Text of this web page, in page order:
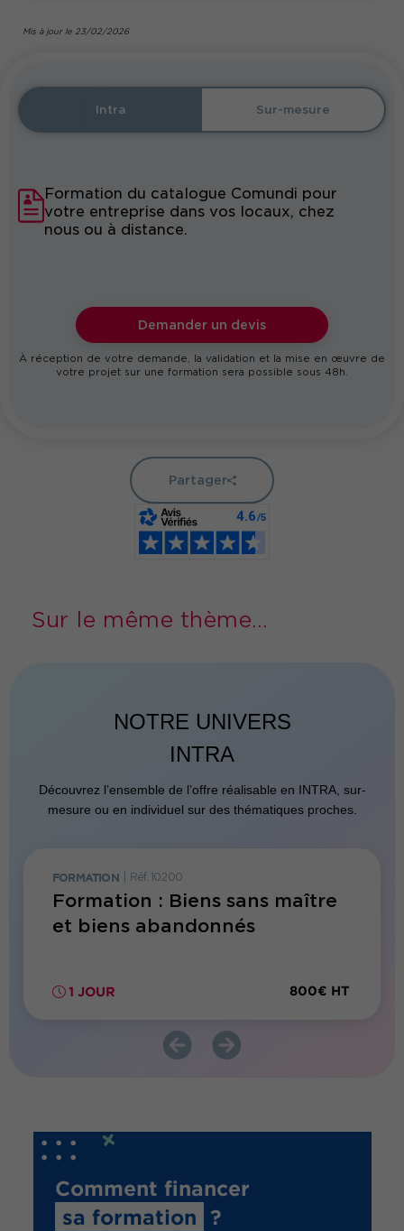
Mis à jour le 23/02/2026
Intra Sur-mesure
Formation du catalogue Comundi pour
votre entreprise dans vos locaux, chez
nous ou à distance.
Demander un devis
À réception de votre demande, la validation et la mise en œuvre de
votre projet sur une formation sera possible sous 48h.
Partager
Sur le même thème...
NOTRE UNIVERS
INTRA
Découvrez l’ensemble de l’offre réalisable en INTRA, sur-
mesure ou en individuel sur des thématiques proches.
FORMATION Réf. 10200
Formation : Biens sans maître
et biens abandonnés
1 JOUR 800€ HT
Comment financer
sa formation
?